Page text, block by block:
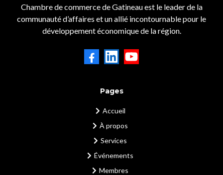
Chambre de commerce de Gatineau est le leader de la
communauté d’affaires et un allié incontournable pour le
développement économique de la région.
Pages
Accueil
À propos
Services
Événements
Membres